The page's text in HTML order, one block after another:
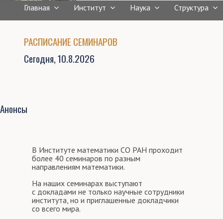
Главная Институт Наука Структура
РАСПИСАНИЕ СЕМИНАРОВ
Сегодня,10.8.2026
Анонсы
В Институте математики СО РАН проходит
более 40 семинаров по разным
направлениям математики.
На наших семинарах выступают
с докладами не только научные сотрудники
института, но и приглашенные докладчики
со всего мира.